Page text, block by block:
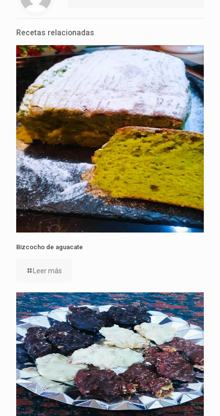
Recetas relacionadas
Bizcocho de aguacate
Leer más